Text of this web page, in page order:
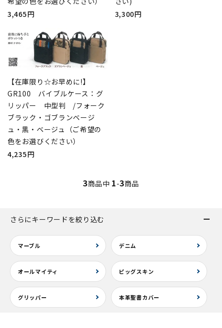
3,465円
3,300円
【在庫限り☆お早めに!】
GR100 バイブルケース：グ
リッパー 中型判 /フォーク
ブラック・ゴブランベージ
ュ・黒・ベージュ（ご希望の
色をお選びください）
4,235円
3商品中 1-3商品
さらにキーワードを絞り込む
マーブル デニム
オールマイティ ピッグスキン
グリッパー 本革聖書カバー